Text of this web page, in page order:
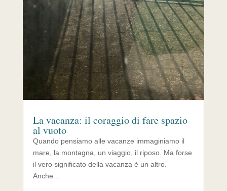
La vacanza: il coraggio di fare spazio
al vuoto
Quando pensiamo alle vacanze immaginiamo il
mare, la montagna, un viaggio, il riposo. Ma forse
il vero significato della vacanza è un altro.
Anche...